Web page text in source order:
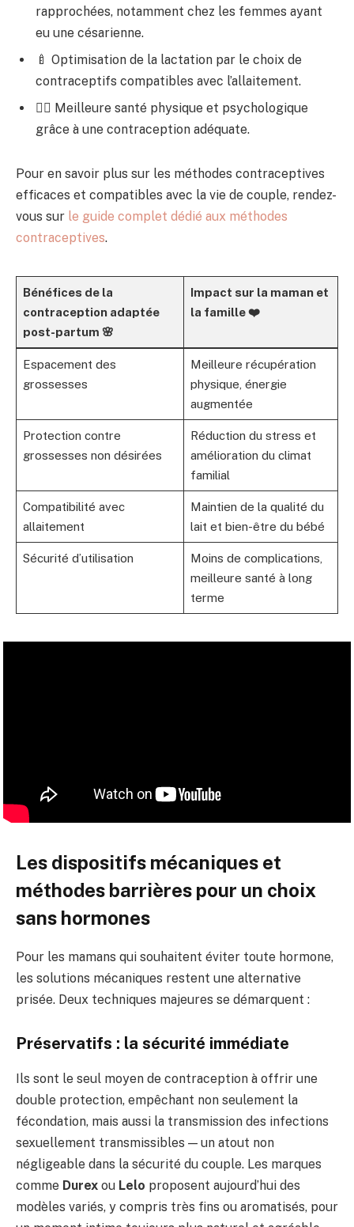
rapprochées, notamment chez les femmes ayant
eu une césarienne.
🍼 Optimisation de la lactation par le choix de
contraceptifs compatibles avec l’allaitement.
👩‍⚕️ Meilleure santé physique et psychologique
grâce à une contraception adéquate.
Pour en savoir plus sur les méthodes contraceptives
efficaces et compatibles avec la vie de couple, rendez-
vous sur le guide complet dédié aux méthodes
contraceptives.
Bénéfices de la
contraception adaptée
post-partum 🌸
Impact sur la maman et
la famille ❤️
Espacement des
grossesses
Meilleure récupération
physique, énergie
augmentée
Protection contre
grossesses non désirées
Réduction du stress et
amélioration du climat
familial
Compatibilité avec
allaitement
Maintien de la qualité du
lait et bien-être du bébé
Sécurité d’utilisation
Moins de complications,
meilleure santé à long
terme
Les dispositifs mécaniques et
méthodes barrières pour un choix
sans hormones
Pour les mamans qui souhaitent éviter toute hormone,
les solutions mécaniques restent une alternative
prisée. Deux techniques majeures se démarquent :
Préservatifs : la sécurité immédiate
Ils sont le seul moyen de contraception à offrir une
double protection, empêchant non seulement la
fécondation, mais aussi la transmission des infections
sexuellement transmissibles — un atout non
négligeable dans la sécurité du couple. Les marques
comme Durex ou Lelo proposent aujourd’hui des
modèles variés, y compris très fins ou aromatisés, pour